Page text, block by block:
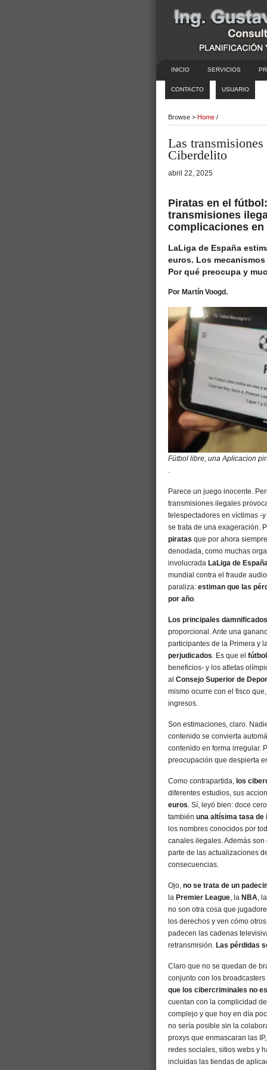
INICIO SERVICIOS
CONTACTO USUARIO
Browse > Home /
Las
Ciberdelito
abril 22, 2025
Piratas en el
transmisiones
complicaciones en
LaLiga de España
euros. Los
Por qué preocupa y
Por Martín Voogd.
Fútbol libre, una Aplicacion
.
Parece un juego inocente.
transmisiones ilegales
telespectadores en víctimas -
se trata de una exageración.
piratas que por ahora
denodada, como muchas
involucrada LaLiga de
mundial contra el fraude
paraliza: estiman que las
por año.
Los principales
proporcional. Ante una
participantes de la Primera y
perjudicados. Es que el
beneficios- y los atletas
al Consejo Superior de
mismo ocurre con el fisco
ingresos.
Son estimaciones, claro.
contenido se convierta
contenido en forma irregular.
preocupación que despierta
Como contrapartida, los
diferentes estudios, sus
euros. Sí, leyó bien: doce
también una altísima tasa de
los nombres conocidos por
canales ilegales. Además
parte de las actualizaciones
consecuencias.
Ojo, no se trata de un
la Premier League, la NBA,
no son otra cosa que
los derechos y ven cómo
padecen las cadenas
retransmisión. Las pérdidas
Claro que no se quedan de
conjunto con los
que los cibercriminales no
cuentan con la complicidad
complejo y que hoy en día
no sería posible sin la
proxys que enmascaran las
redes sociales, sitios webs y
incluidas las tiendas de